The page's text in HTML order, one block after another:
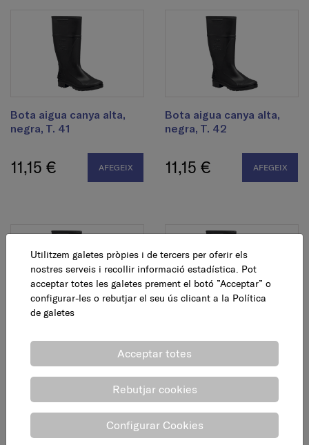
Bota aigua canya alta,
negra, T. 41
11,15 € AFEGEIX
Bota aigua canya alta,
negra, T. 42
11,15 € AFEGEIX
negra, T. 43
11,15 €
negra, T. 44
11,15 € AFEGEIX
Utilitzem galetes pròpies i de tercers per oferir els
nostres serveis i recollir informació estadística. Pot
acceptar totes les galetes prement el botó ”Acceptar” o
configurar-les o rebutjar el seu ús clicant a la Política
de galetes
Acceptar totes
Rebutjar cookies
Configurar Cookies